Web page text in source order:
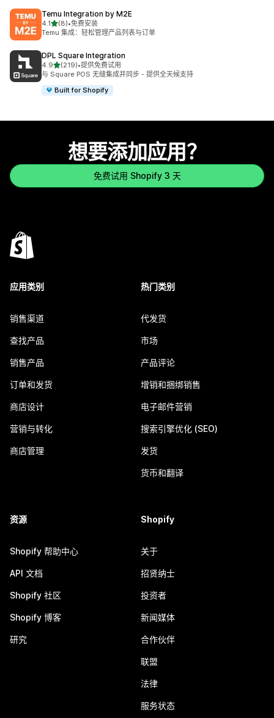
Temu Integration by M2E
4.1星（满分 5 星）
(8)
总共 8 条评论
•免费安装
Temu 集成：轻松管理产品列表与订单
DPL Square Integration
4.9星（满分 5 星）
(219)
总共 219 条评论
•提供免费试用
与 Square POS 无缝集成并同步 - 提供全天候支持
Built for Shopify
想要添加应用？
免费试用 Shopify 3 天
应用类别
销售渠道
查找产品
销售产品
订单和发货
商店设计
营销与转化
商店管理
热门类别
代发货
市场
产品评论
增销和捆绑销售
电子邮件营销
搜索引擎优化 (SEO)
发货
货币和翻译
资源
Shopify 帮助中心
API 文档
Shopify 社区
Shopify 博客
研究
Shopify
关于
招贤纳士
投资者
新闻媒体
合作伙伴
联盟
法律
服务状态